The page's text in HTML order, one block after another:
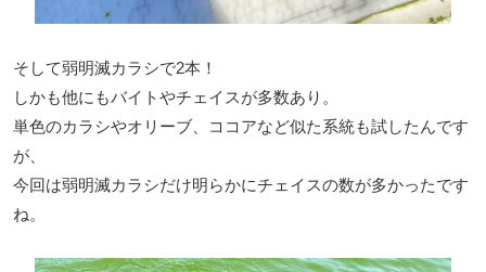
そして弱明滅カラシで2本！
しかも他にもバイトやチェイスが多数あり。
単色のカラシやオリーブ、ココアなど似た系統も試したんです
が、
今回は弱明滅カラシだけ明らかにチェイスの数が多かったです
ね。